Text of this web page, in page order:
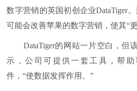
数字营销的英国初创企业DataTiger
可能会改善苹果的数字营销，使其“更
DataTiger的网站一片空白，但该
示，公司可提供一套工具，帮
件，“使数据发挥作用。”